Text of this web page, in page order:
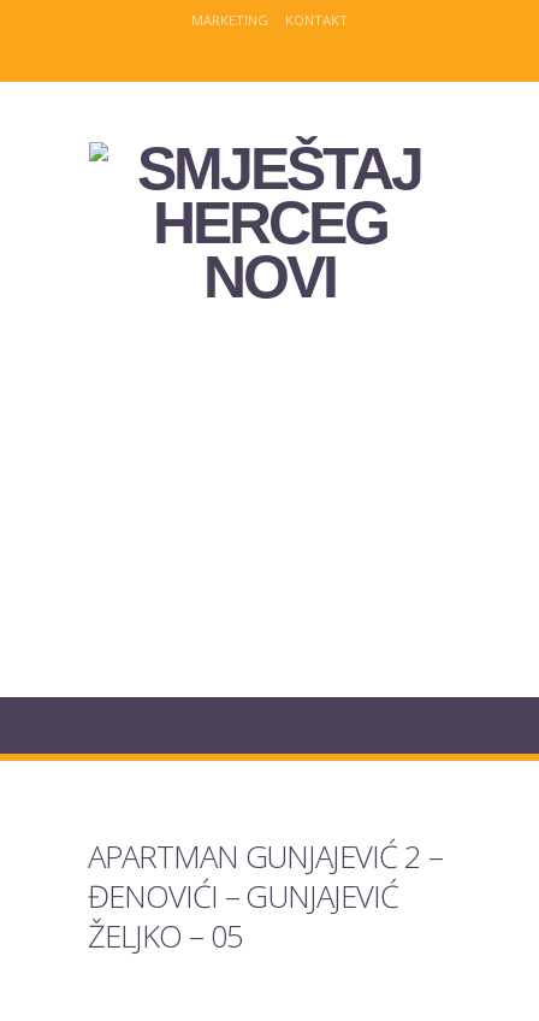
MARKETING KONTAKT
APARTMAN GUNJAJEVIĆ 2 –
ĐENOVIĆI – GUNJAJEVIĆ
ŽELJKO – 05